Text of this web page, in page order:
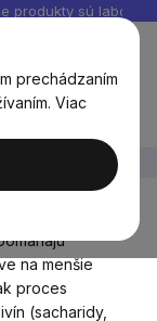
prechádzaním
Viac
produkty sú
košík
na menšie
proces
(sacharidy,